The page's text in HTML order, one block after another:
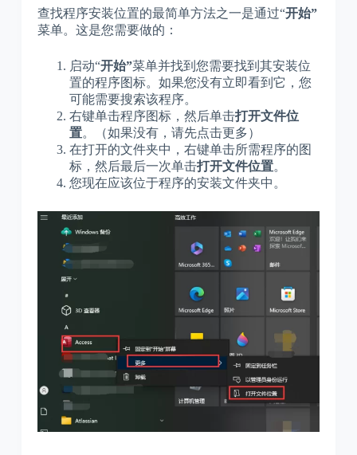
查找程序安装位置的最简单方法之一是通过“开始”
菜单。这是您需要做的：
启动“开始”菜单并找到您需要找到其安装位
置的程序图标。如果您没有立即看到它，您
可能需要搜索该程序。
右键单击程序图标，然后单击打开文件位
置。（如果没有，请先点击更多）
在打开的文件夹中，右键单击所需程序的图
标，然后最后一次单击打开文件位置。
您现在应该位于程序的安装文件夹中。